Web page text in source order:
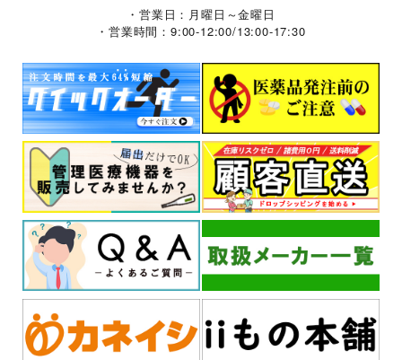
・営業日：月曜日～金曜日
・営業時間：9:00-12:00/13:00-17:30